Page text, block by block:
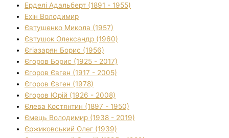
Ерделі Адальберт (1891 - 1955)
Ехін Володимир
Євтушенко Микола (1957)
Євтушок Олександр (1960)
Єгіазарян Борис (1956)
Єгоров Борис (1925 - 2017)
Єгоров Євген (1917 - 2005)
Єгоров Євген (1978)
Єгоров Юрій (1926 - 2008)
Єлева Костянтин (1897 - 1950)
Ємець Володимир (1938 - 2019)
Єржиковський Олег (1939)